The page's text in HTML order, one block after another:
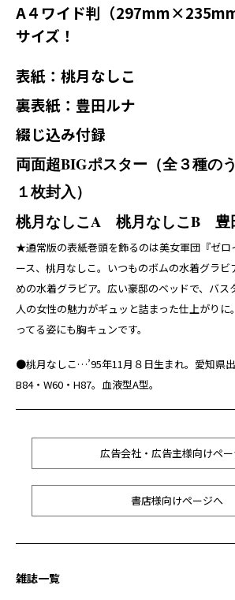
A４ワイド判（
サイズ！
表紙：桃月なしこ
裏表紙：豊田ルナ
綴じ込み付録
両面超BIGポスター（全３種の
１枚封入）
桃月なしこA 桃月なしこB 豊
★通常版の表紙巻頭を飾るのは美女軍団『ゼロ
ース、桃月なしこ。いつものボムの水着グラビ
めの水着グラビア。広い豪邸のベッドで、バ
人の女性の魅力がギュッと詰まった仕上がりに
ってる姿にも胸キュンです。
●桃月なしこ…’95年11月８日生まれ。愛知県出
B84・W60・H87。血液型A型。
広告会社・広告主様向けペ
書店様向けページへ
雑誌一覧